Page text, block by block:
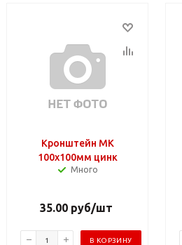
Кронштейн МК
100х100мм цинк
Много
35.00 руб/шт
В КОРЗИНУ